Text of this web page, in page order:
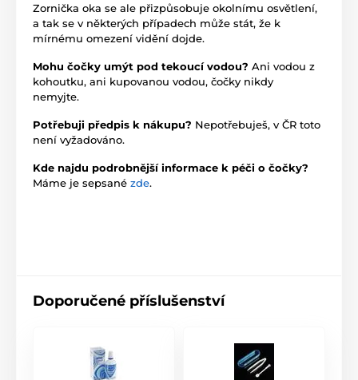
Zornička oka se ale přizpůsobuje okolnímu osvětlení,
a tak se v některých případech může stát, že k
mírnému omezení vidění dojde.
Mohu čočky umýt pod tekoucí vodou? Ani vodou z
kohoutku, ani kupovanou vodou, čočky nikdy
nemyjte.
Potřebuji předpis k nákupu? Nepotřebuješ, v ČR toto
není vyžadováno.
Kde najdu podrobnější informace k péči o čočky?
Máme je sepsané zde.
Doporučené příslušenství